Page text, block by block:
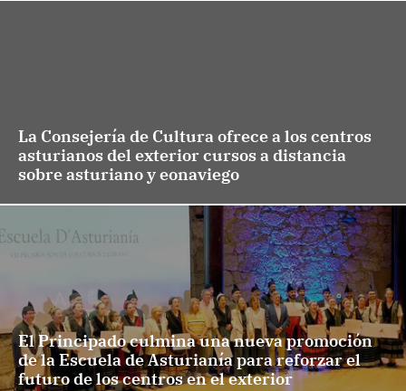
La Consejería de Cultura ofrece a los centros
asturianos del exterior cursos a distancia
sobre asturiano y eonaviego
El Principado culmina una nueva promoción
de la Escuela de Asturianía para reforzar el
futuro de los centros en el exterior